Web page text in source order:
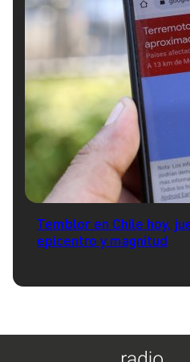
Temblor en Chile hoy,
epicentro y magnitud